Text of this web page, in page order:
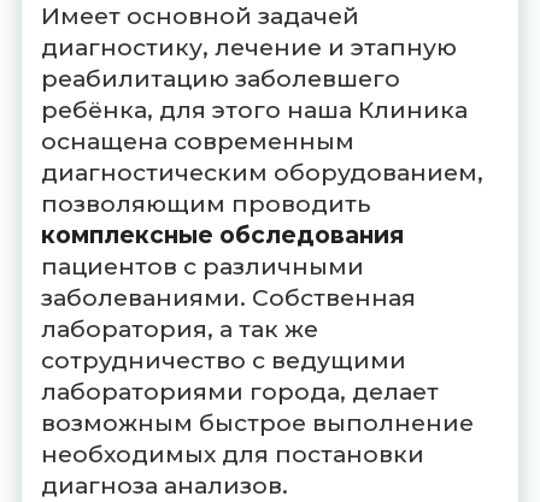
Имеет основной задачей
диагностику, лечение и этапную
реабилитацию заболевшего
ребёнка, для этого наша Клиника
оснащена современным
диагностическим оборудованием,
позволяющим проводить
комплексные обследования
пациентов с различными
заболеваниями. Собственная
лаборатория, а так же
сотрудничество с ведущими
лабораториями города, делает
возможным быстрое выполнение
необходимых для постановки
диагноза анализов.